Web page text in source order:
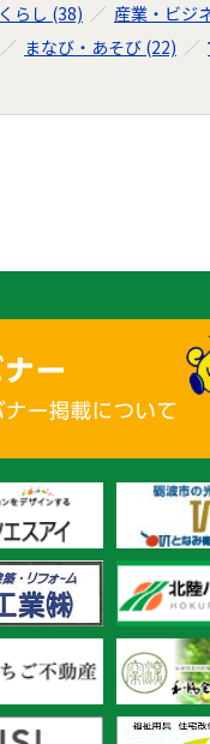
くらし (38)
産業・ビジ
まなび・あそび (22)